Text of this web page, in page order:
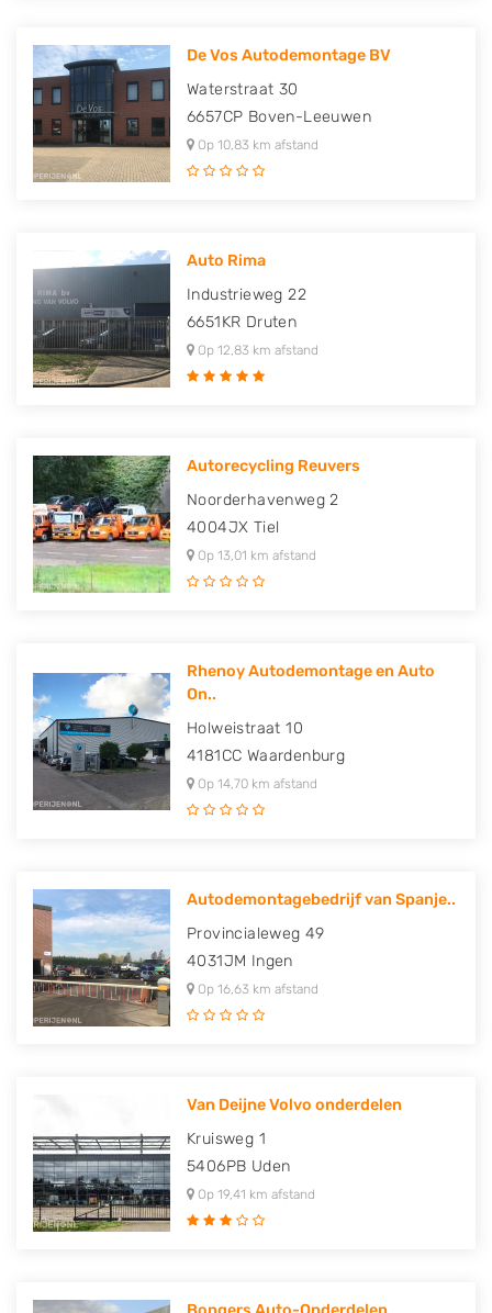
De Vos Autodemontage BV
Waterstraat 30
6657CP Boven-Leeuwen
Op 10,83 km afstand
Auto Rima
Industrieweg 22
6651KR Druten
Op 12,83 km afstand
Autorecycling Reuvers
Noorderhavenweg 2
4004JX Tiel
Op 13,01 km afstand
Rhenoy Autodemontage en Auto
On..
Holweistraat 10
4181CC Waardenburg
Op 14,70 km afstand
Autodemontagebedrijf van Spanje..
Provincialeweg 49
4031JM Ingen
Op 16,63 km afstand
Van Deijne Volvo onderdelen
Kruisweg 1
5406PB Uden
Op 19,41 km afstand